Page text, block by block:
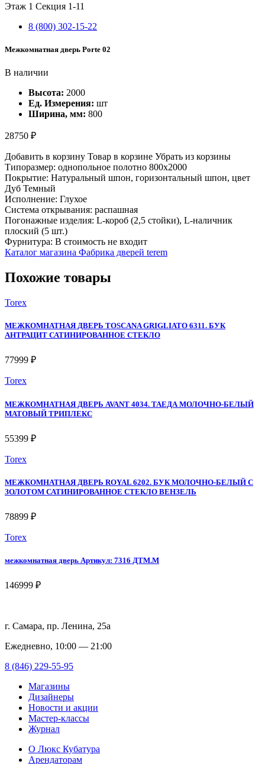
Этаж 1 Секция 1-11
8 (800) 302-15-22
Межкомнатная дверь Porte 02
В наличии
Высота: 2000
Ед. Измерения: шт
Ширина, мм: 800
28750 ₽
Добавить в корзину Товар в корзине Убрать из корзины
Типоразмер: однопольное полотно 800x2000
Покрытие: Натуральный шпон, горизонтальный шпон, цвет
Дуб Темный
Исполнение: Глухое
Система открывания: распашная
Погонажные изделия: L-короб (2,5 стойки), L-наличник
плоский (5 шт.)
Фурнитура: В стоимость не входит
Каталог магазина Фабрика дверей terem
Похожие товары
Torex
МЕЖКОМНАТНАЯ ДВЕРЬ TOSCANA GRIGLIATO 6311. БУК
АНТРАЦИТ САТИНИРОВАННОЕ СТЕКЛО
77999 ₽
Torex
МЕЖКОМНАТНАЯ ДВЕРЬ AVANT 4034. ТАЕДА МОЛОЧНО-БЕЛЫЙ
МАТОВЫЙ ТРИПЛЕКС
55399 ₽
Torex
МЕЖКОМНАТНАЯ ДВЕРЬ ROYAL 6202. БУК МОЛОЧНО-БЕЛЫЙ С
ЗОЛОТОМ САТИНИРОВАННОЕ СТЕКЛО ВЕНЗЕЛЬ
78899 ₽
Torex
межкомнатная дверь Артикул: 7316 ДТМ.М
146999 ₽
г. Самара, пр. Ленина, 25а
Ежедневно, 10:00 — 21:00
8 (846) 229-55-95
Магазины
Дизайнеры
Новости и акции
Мастер-классы
Журнал
О Люкс Кубатура
Арендаторам